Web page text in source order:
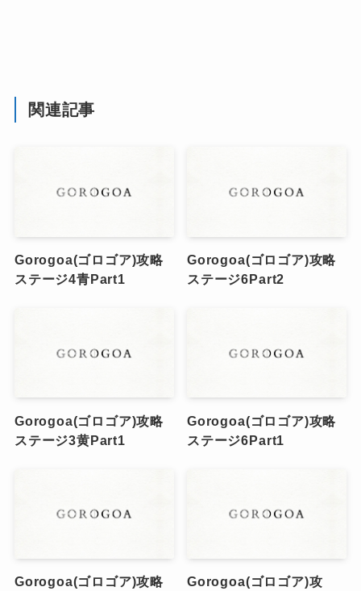
関連記事
Gorogoa(ゴロゴア)攻略
ステージ4青Part1
Gorogoa(ゴロゴア)攻略
ステージ6Part2
Gorogoa(ゴロゴア)攻略
ステージ3黄Part1
Gorogoa(ゴロゴア)攻略
ステージ6Part1
Gorogoa(ゴロゴア)攻略
Gorogoa(ゴロゴア)攻